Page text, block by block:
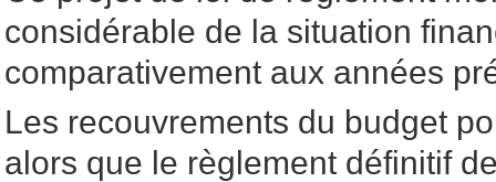
considérable de la situation
comparativement aux années
Les recouvrements du budget
alors que le règlement définitif